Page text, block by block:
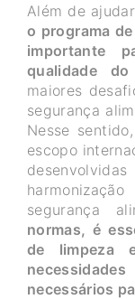
Além de
o programa
importante
qualidade
maiores
segurança
Nesse
escopo
segurança
normas, é
de limpeza
necessários